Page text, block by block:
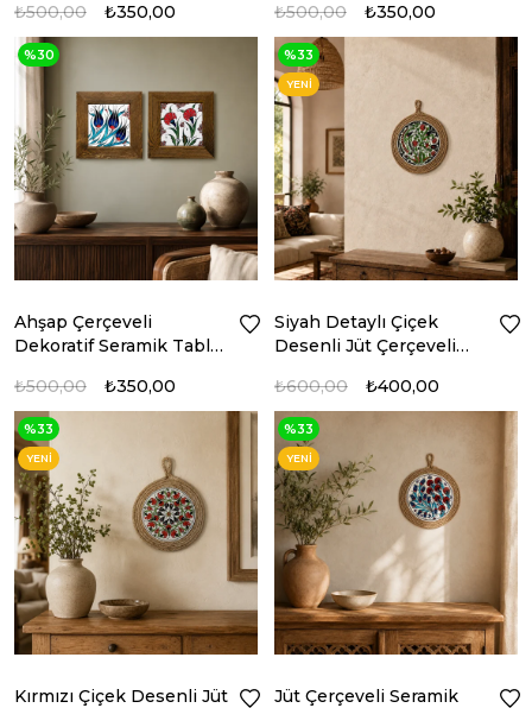
₺350,00
₺500,00 ₺350,00
₺500,00
Ahşap Çerçeveli
Dekoratif Seramik Tablo
₺350,00
₺500,00
%30
Siyah Detaylı Çiçek
Desenli Jüt Çerçeveli
₺400,00
₺600,00
%33
YENI
ÜRÜN
Kırmızı Çiçek Desenli Jüt
%33
YENI
ÜRÜN
Jüt Çerçeveli Seramik
%33
YENI
ÜRÜN